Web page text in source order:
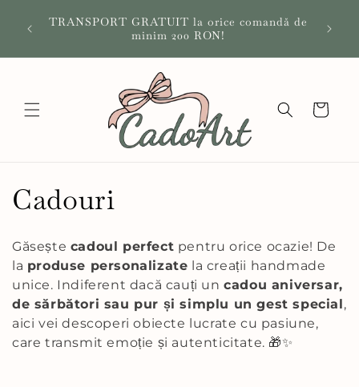
conținut
TRANSPORT GRATUIT la orice comandă de
minim 200 RON!
Coș
C
o
l
e
c
Cadouri
Găsește cadoul perfect pentru orice ocazie! De
la produse personalizate la creații handmade
unice. Indiferent dacă cauți uncadou aniversar,
de sărbători sau pur și simplu un gest special ,
aici vei descoperi obiecte lucrate cu pasiune,
care transmit emoție și autenticitate. 🎁✨